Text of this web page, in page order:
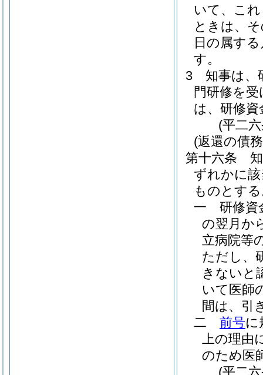
いて、こ
ときは、
日の属す
す。
3
知事は、
門研修を
は、研修
(平二
(返還の債
第十六条
ずれかに
ものとす
一
研修資
の翌月か
立病院等
ただし、
きないと
いて医師
間は、引
二
前号に
上の理由
のため医
(平二